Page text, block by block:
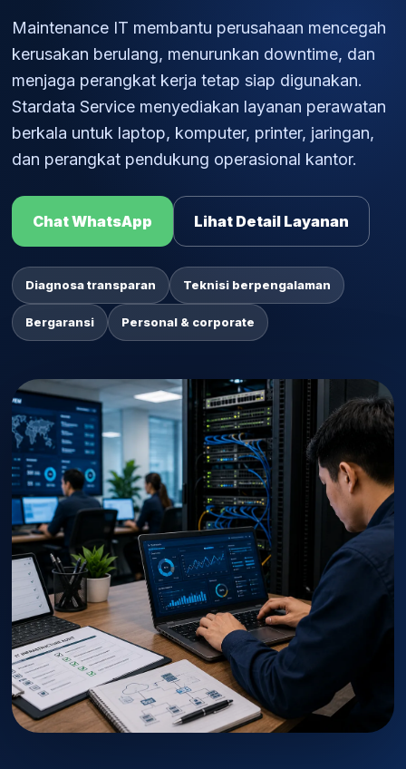
Maintenance IT membantu perusahaan mencegah
kerusakan berulang, menurunkan downtime, dan
menjaga perangkat kerja tetap siap digunakan.
Stardata Service menyediakan layanan perawatan
berkala untuk laptop, komputer, printer, jaringan,
dan perangkat pendukung operasional kantor.
Chat WhatsApp Lihat Detail Layanan
Diagnosa transparan Teknisi berpengalaman
Bergaransi Personal & corporate